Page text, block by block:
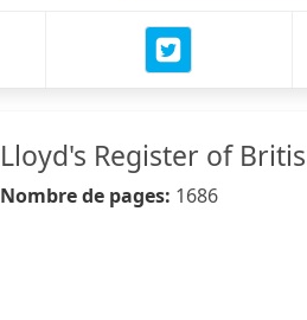
Lloyd's Register of
Nombre de pages: 1686